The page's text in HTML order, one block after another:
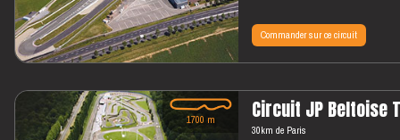
Commander sur ce circuit
Circuit JP Beltoise
1700 m
30km de Paris